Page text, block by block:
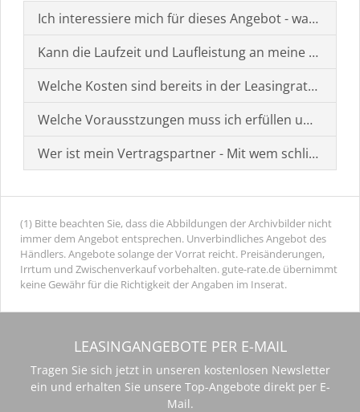
Ich interessiere mich für dieses Angebot - was muss
Kann die Laufzeit und Laufleistung an meine
Welche Kosten sind bereits in der Leasingrate
Welche Vorausstzungen muss ich erfüllen um einen
Wer ist mein Vertragspartner - Mit wem schließe ich
(1) Bitte beachten Sie, dass die Abbildungen der Archivbilder nicht
immer dem Angebot entsprechen. Unverbindliches Angebot des
Händlers. Angebote solange der Vorrat reicht. Preisänderungen,
Irrtum und Zwischenverkauf vorbehalten. gute-rate.de übernimmt
keine Gewähr für die Richtigkeit der Angaben im Inserat.
LEASINGANGEBOTE PER E-MAIL
Tragen Sie sich jetzt in unseren kostenlosen Newsletter
ein und erhalten Sie unsere Top-Angebote direkt per E-
Mail.